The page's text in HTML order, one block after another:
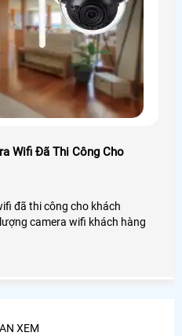
Wifi Đã Thi Công Cho
đã thi công cho khách
camera wifi khách hàng
XEM